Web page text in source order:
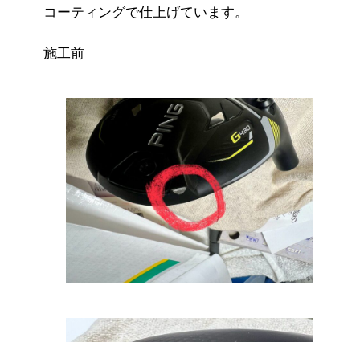
コーティングで仕上げています。
施工前